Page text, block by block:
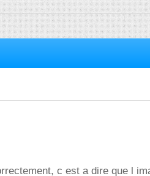
c est a dire que l